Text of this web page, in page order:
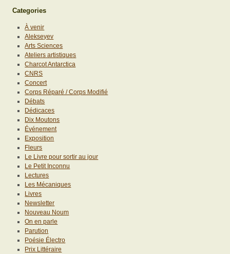
Categories
À venir
Alekseyev
Arts Sciences
Ateliers artistiques
Charcot Antarctica
CNRS
Concert
Corps Réparé / Corps Modifié
Débats
Dédicaces
Dix Moutons
Événement
Exposition
Fleurs
Le Livre pour sortir au jour
Le Petit Inconnu
Lectures
Les Mécaniques
Livres
Newsletter
Nouveau Noum
On en parle
Parution
Poésie Électro
Prix Littéraire